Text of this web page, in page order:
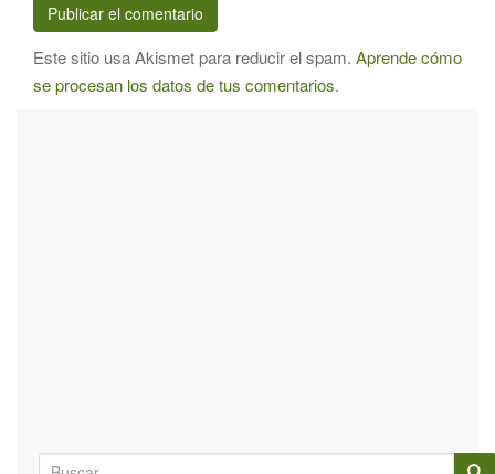
Este sitio usa Akismet para reducir el spam. Aprende cómo
se procesan los datos de tus comentarios.
B